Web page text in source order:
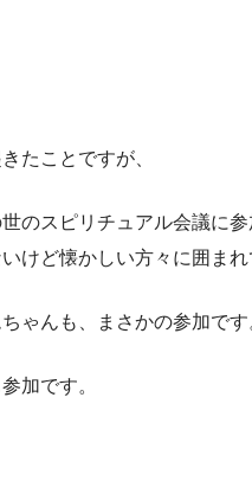
たことですが、
のスピリチュアル会議に
けど懐かしい方々に囲まれ
ゃんも、まさかの参加です
加です。